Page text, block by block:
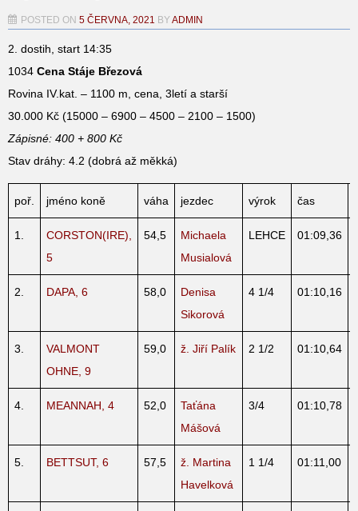
POSTED ON 5 ČERVNA, 2021 BYADMIN
2. dostih, start 14:35
1034 Cena Stáje Březová
Rovina IV.kat. – 1100 m, cena, 3letí a starší
30.000 Kč (15000 – 6900 – 4500 – 2100 – 1500)
Zápisné: 400 + 800 Kč
Stav dráhy: 4.2 (dobrá až měkká)
poř. jméno koně váha jezdec výrok čas
1.
CORSTON(IRE),
5
54,5
Michaela
Musialová
LEHCE 01:09,36
2. DAPA, 6 58,0
Denisa
Sikorová
4 1/4 01:10,16
3.
VALMONT
OHNE, 9
59,0 ž. Jiří Palík 2 1/2 01:10,64
4. MEANNAH, 4 52,0
Taťána
Mášová
3/4 01:10,78
5. BETTSUT, 6 57,5
ž. Martina
Havelková
1 1/4 01:11,00